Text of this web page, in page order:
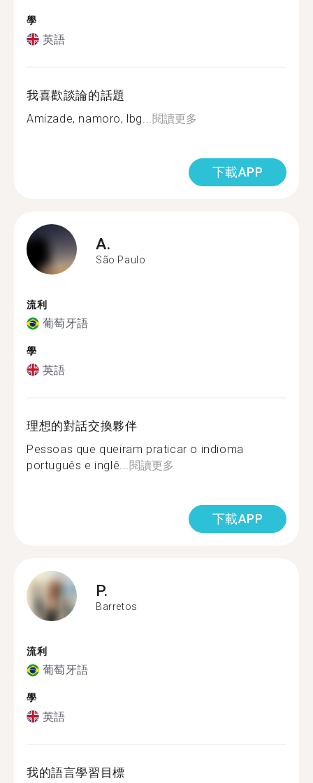
學
英語
我喜歡談論的話題
Amizade, namoro, lbg... 閱讀更多
下載APP
A.
São Paulo
流利
葡萄牙語
學
英語
理想的對話交換夥伴
Pessoas que queiram praticar o indioma
português e inglê... 閱讀更多
下載APP
P.
Barretos
流利
葡萄牙語
學
英語
我的語言學習目標